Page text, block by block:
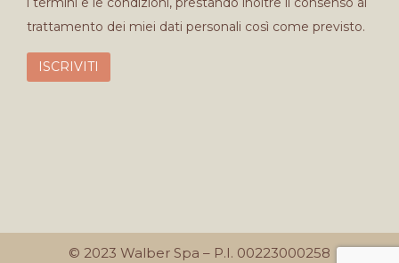
trattamento dei miei dati personali così come previsto.
© 2023 Walber Spa – P.I. 00223000258